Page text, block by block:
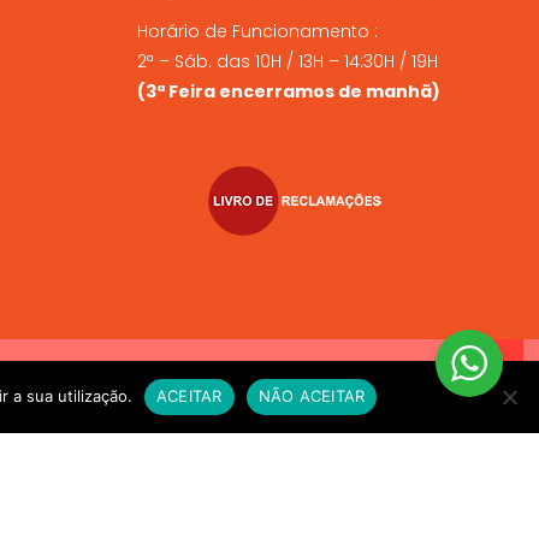
Horário de Funcionamento :
2ª – Sáb. das 10H / 13H – 14:30H / 19H
(3ª Feira encerramos de manhã)
EXPRESSO sempre que compre alimento vivo a fim de
necessário. OBRIGADO
a sua utilização. ACEITAR NÃO ACEITAR